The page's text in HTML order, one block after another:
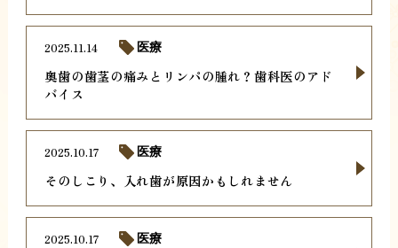
奥歯の歯茎の痛みとリンパの腫れ？歯科医のアド
バイス
2025.11.14 医療
そのしこり、入れ歯が原因かもしれません
2025.10.17 医療
2025.10.17 医療